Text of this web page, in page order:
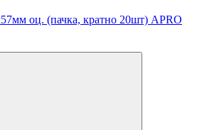
оц. (пачка, кратно 20шт) APRO